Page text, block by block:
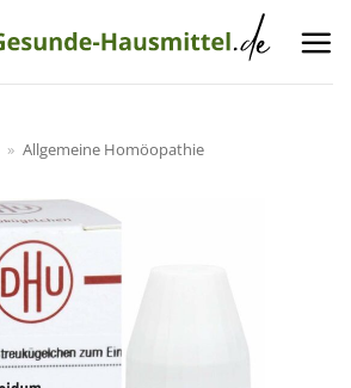
» Allgemeine Homöopathie